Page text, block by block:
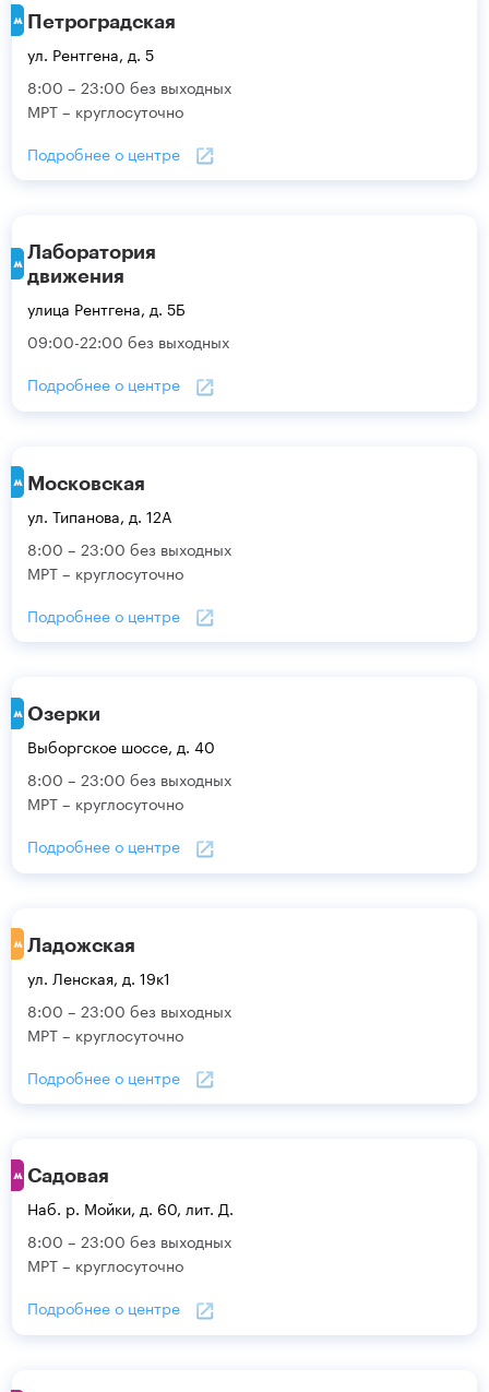
Петроградская
ул. Рентгена, д. 5
8:00 – 23:00 без выходных
МРТ – круглосуточно
Подробнее о центре
Лаборатория
движения
улица Рентгена, д. 5Б
09:00-22:00 без выходных
Подробнее о центре
Московская
ул. Типанова, д. 12А
8:00 – 23:00 без выходных
МРТ – круглосуточно
Подробнее о центре
Озерки
Выборгское шоссе, д. 40
8:00 – 23:00 без выходных
МРТ – круглосуточно
Подробнее о центре
Ладожская
ул. Ленская, д. 19к1
8:00 – 23:00 без выходных
МРТ – круглосуточно
Подробнее о центре
Садовая
Наб. р. Мойки, д. 60, лит. Д.
8:00 – 23:00 без выходных
МРТ – круглосуточно
Подробнее о центре